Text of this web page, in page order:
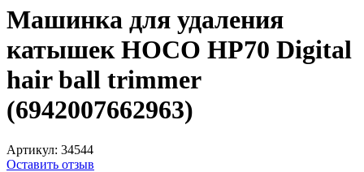
Машинка для удаления
катышек HOCO HP70 Digital
hair ball trimmer
(6942007662963)
Артикул: 34544
Оставить отзыв